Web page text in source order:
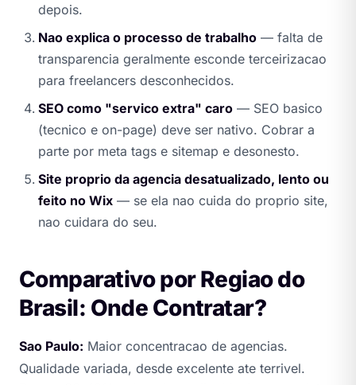
depois.
Nao explica o processo de trabalho — falta de
transparencia geralmente esconde terceirizacao
para freelancers desconhecidos.
SEO como "servico extra" caro — SEO basico
(tecnico e on-page) deve ser nativo. Cobrar a
parte por meta tags e sitemap e desonesto.
Site proprio da agencia desatualizado, lento ou
feito no Wix — se ela nao cuida do proprio site,
nao cuidara do seu.
Comparativo por Regiao do
Brasil: Onde Contratar?
Sao Paulo: Maior concentracao de agencias.
Qualidade variada, desde excelente ate terrivel.